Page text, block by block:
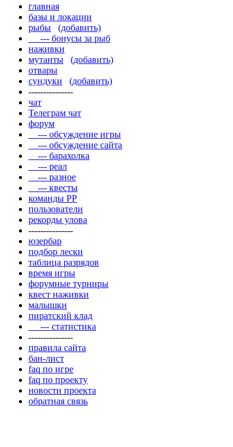
главная
базы и локации
рыбы
(добавить)
--- бонусы за рыб
наживки
мутанты
(добавить)
отвары
сундуки
(добавить)
---------------
чат
Телеграм чат
форум
--- обсуждение игры
--- обсуждение сайта
--- барахолка
--- реал
--- разное
--- квесты
команды РР
пользователи
рекорды улова
---------------
юзербар
подбор лески
таблица разрядов
время игры
форумные турниры
квест наживки
малышки
пиратский клад
--- статистика
---------------
правила сайта
бан-лист
faq по игре
faq по проекту
новости проекта
обратная связь